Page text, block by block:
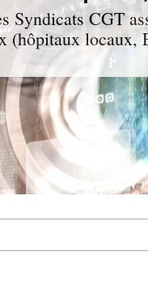
Syndicats CGT
(hôpitaux